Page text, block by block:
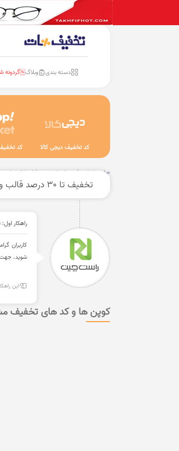
دسته بندی وبلاگ گردونه
کد تخفیف دیجی کالا کد
صفحه اصلی خدمات اینترنتی ارتباطات،
تخفیف تا 30 درصد قالب و افزونه های ورد پرسی از راست چین
راهکار اول:
شوید. جهت
این
کوپن ها و کد های تخفیف